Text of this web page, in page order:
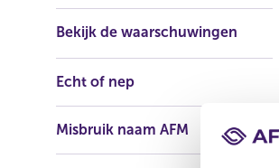
Bekijk de waarschuwingen
Echt of nep
Misbruik naam AFM